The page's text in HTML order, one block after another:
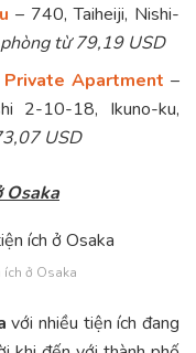
– 740, Taiheiji, Nishi-
từ 79,19 USD
Private Apartment –
2-10-18, Ikuno-ku,
USD
Osaka
ích ở Osaka
với nhiều tiện ích đang